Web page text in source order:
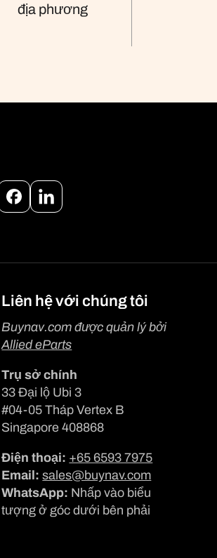
địa phương
FacebookInstagram
Liên hệ với chúng tôi
Buynav.com được quản lý bởi
Allied eParts
Trụ sở chính
33 Đại lộ Ubi 3
#04-05 Tháp Vertex B
Singapore 408868
Điện thoại: +65 6593 7975
Email: sales@buynav.com
WhatsApp: Nhấp vào biểu
tượng ở góc dưới bên phải